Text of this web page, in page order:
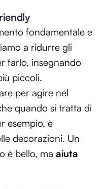
fondamentale e
a ridurre gli
farlo, insegnando
piccoli.
per agire nel
quando si tratta di
esempio, è
decorazioni. Un
è bello, ma aiuta